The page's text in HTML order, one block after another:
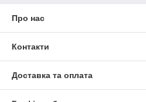
Про нас
Контакти
Доставка та оплата